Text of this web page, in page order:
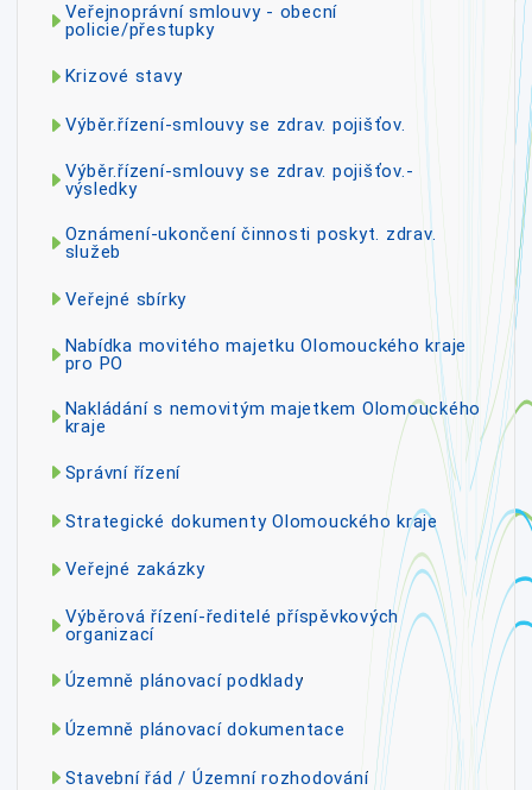
Veřejnoprávní smlouvy - obecní
policie/přestupky
Krizové stavy
Výběr.řízení-smlouvy se zdrav. pojišťov.
Výběr.řízení-smlouvy se zdrav. pojišťov.-
výsledky
Oznámení-ukončení činnosti poskyt. zdrav.
služeb
Veřejné sbírky
Nabídka movitého majetku Olomouckého kraje
pro PO
Nakládání s nemovitým majetkem Olomouckého
kraje
Správní řízení
Strategické dokumenty Olomouckého kraje
Veřejné zakázky
Výběrová řízení-ředitelé příspěvkových
organizací
Územně plánovací podklady
Územně plánovací dokumentace
Stavební řád / Územní rozhodování